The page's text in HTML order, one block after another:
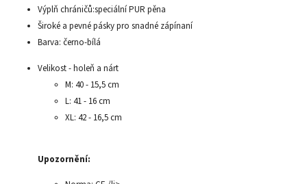
Výplň chráničů:speciální PUR pěna
Široké a pevné pásky pro snadné zápínaní
Barva: černo-bílá
Velikost - holeň a nárt
M: 40 - 15,5 cm
L: 41 - 16 cm
XL: 42 - 16,5 cm
Upozornění: